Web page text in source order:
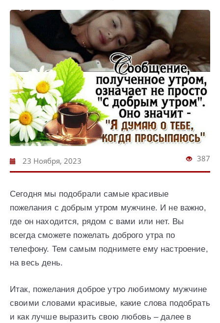
23 Ноября, 2023 387
Сегодня мы подобрали самые красивые
пожелания с добрым утром мужчине. И не важно,
где он находится, рядом с вами или нет. Вы
всегда сможете пожелать доброго утра по
телефону. Тем самым поднимете ему настроение,
на весь день.
Итак, пожелания доброе утро любимому мужчине
своими словами красивые, какие слова подобрать
и как лучше выразить свою любовь – далее в